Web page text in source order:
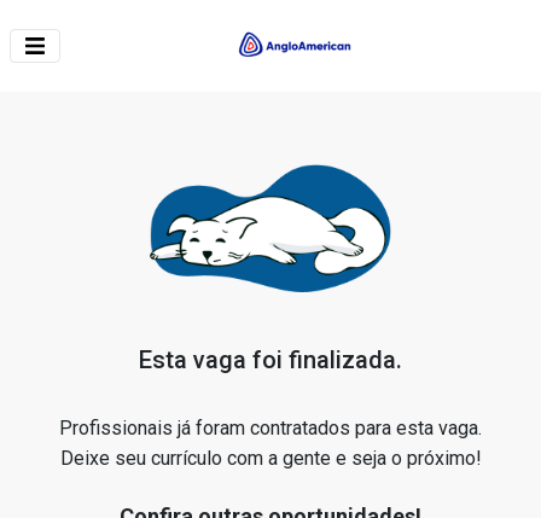
Esta vaga foi finalizada.
Profissionais já foram contratados para esta vaga.
Deixe seu currículo com a gente e seja o próximo!